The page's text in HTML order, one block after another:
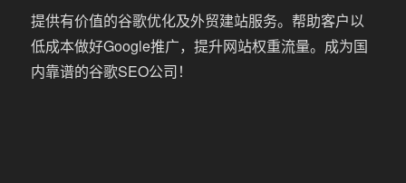
提供有价值的谷歌优化及外贸建站服务。帮助客户以
低成本做好Google推广，提升网站权重流量。成为国
内靠谱的谷歌SEO公司！